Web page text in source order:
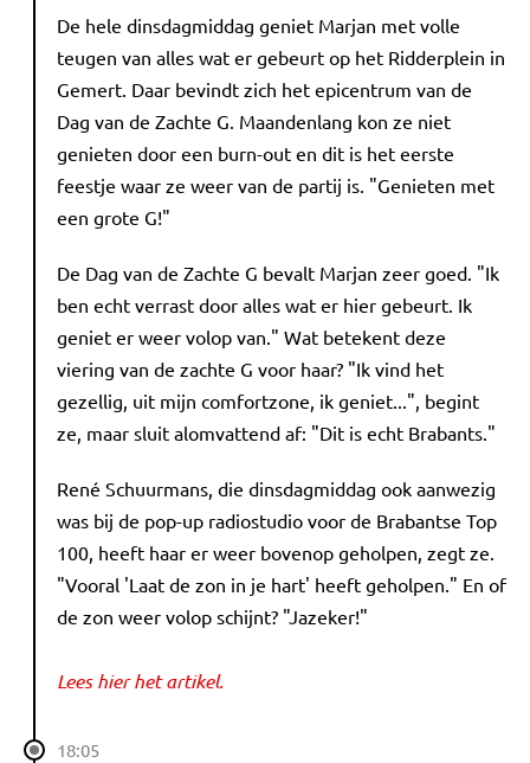
De hele dinsdagmiddag geniet Marjan met volle
teugen van alles wat er gebeurt op het Ridderplein in
Gemert. Daar bevindt zich het epicentrum van de
Dag van de Zachte G. Maandenlang kon ze niet
genieten door een burn-out en dit is het eerste
feestje waar ze weer van de partij is. "Genieten met
een grote G!"
De Dag van de Zachte G bevalt Marjan zeer goed. "Ik
ben echt verrast door alles wat er hier gebeurt. Ik
geniet er weer volop van." Wat betekent deze
viering van de zachte G voor haar? "Ik vind het
gezellig, uit mijn comfortzone, ik geniet...", begint
ze, maar sluit alomvattend af: "Dit is echt Brabants."
René Schuurmans, die dinsdagmiddag ook aanwezig
was bij de pop-up radiostudio voor de Brabantse Top
100, heeft haar er weer bovenop geholpen, zegt ze.
"Vooral 'Laat de zon in je hart' heeft geholpen." En of
de zon weer volop schijnt? "Jazeker!"
Lees hier het artikel.
18:05